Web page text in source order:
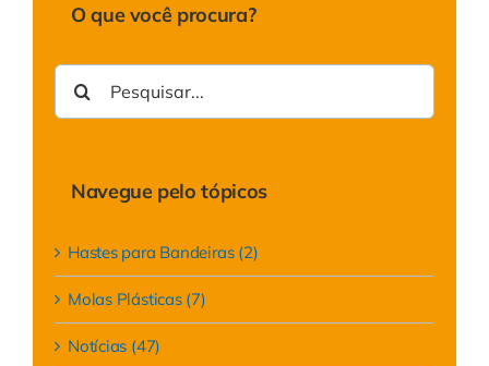
O que você procura?
Buscar
resultados
para:
Navegue pelo tópicos
Hastes para Bandeiras (2)
Molas Plásticas (7)
Notícias (47)